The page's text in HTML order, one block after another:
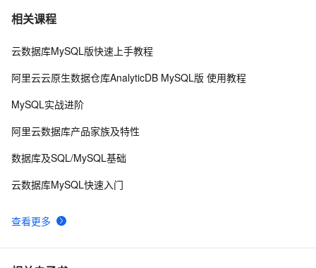
7 PostgreSQL\MySQL比较
8 Percona Server for MySQL 5.6.10-60.2发布
10查询MySQL运行状况
相关课程
查看更多
云数据库MySQL版快速上手教程
阿里云云原生数据仓库AnalyticDB MySQL版 使用教程
MySQL实战进阶
阿里云数据库产品家族及特性
数据库及SQL/MySQL基础
云数据库MySQL快速入门